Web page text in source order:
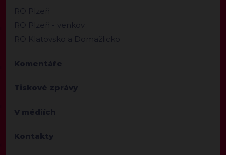
RO Plzeň
RO Plzeň - venkov
RO Klatovsko a Domažlicko
Komentáře
Tiskové zprávy
V médiích
Kontakty